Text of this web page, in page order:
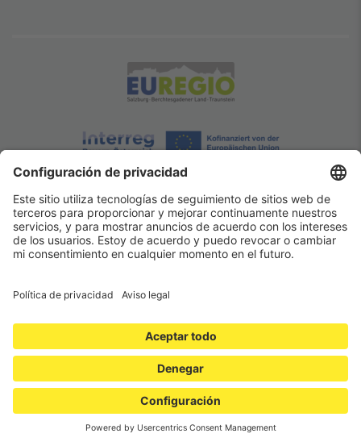
Política de privacidad
Aviso legal
© SALZBURG SIGHTSEEING TOURS 2023